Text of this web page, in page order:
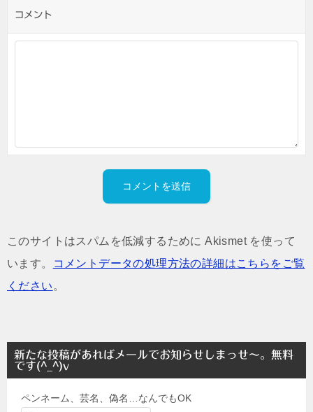
コメント
このサイトはスパムを低減するために Akismet を使って
います。
コメントデータの処理方法の詳細はこちらをご覧
ください 。
新たな投稿があればメールでお知らせしまっせ～。無料
です(^_^)v
ペンネーム、芸名、偽名…なんでもOK